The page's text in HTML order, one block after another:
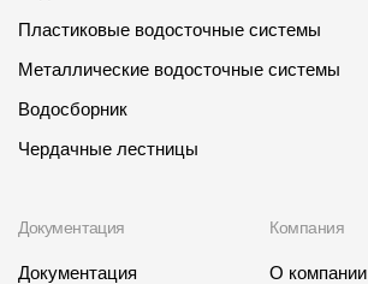
Пластиковые водосточные системы
Металлические водосточные системы
Водосборник
Чердачные лестницы
Документация
Документация
Компания
О компании